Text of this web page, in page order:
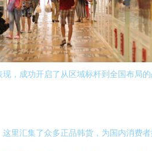
，成功开启了从区域标杆到全国布局
里汇集了众多正品韩货，为国内消费